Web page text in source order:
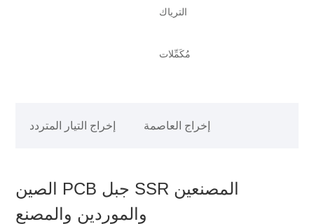
الترياك
مُكَمِّلات
إخراج التيار المتردد إخراج العاصمة
الصين PCB جبل SSR المصنعين
والموردين والمصنع